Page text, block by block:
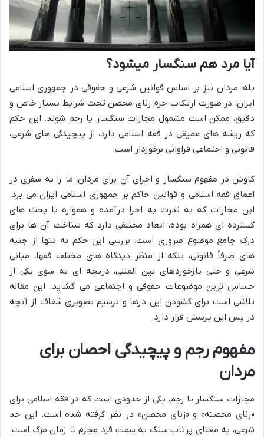
آیا مرد هم سنگسار میشود؟
بله، مردان نیز بر اساس قوانین شرعی و حقوقی در جمهوری اسلامی
ایران، در صورت ارتکاب جرم زنای محصن تحت شرایط بسیار خاص و
دقیق، ممکن است مشمول مجازات سنگسار یا رجم شوند. این حکم
که ریشه های عمیقی در فقه اسلامی دارد، از پیچیدگی های شرعی،
قانونی و اجتماعی فراوانی برخوردار است.
کاوش در مفهوم سنگسار و اجرای آن برای مردان، ما را به سفری در
اعماق فقه اسلامی و قوانین حاکم بر جمهوری اسلامی ایران می برد.
این مجازات که به ندرت به اجرا درآمده و همواره با بحث های
گسترده ای همراه بوده، ابعاد مختلفی دارد که شناخت آن ها برای
درک جامع موضوع ضروری است. بررسی این حکم نه تنها از جنبه
های صرفاً قانونی، بلکه از منظر دیدگاه های مختلف فقها، مبانی
شرعی و حتی بازخوردهای بین المللی، دریچه ای به سوی یکی از
حساس ترین موضوعات حقوقی و اجتماعی می گشاید. این مقاله
تلاشی است برای گشودن این درها و ترسیم تصویری شفاف از آنچه
در پس این پرسش قرار دارد.
مفهوم رجم و پیچیدگی احصان برای
مردان
مجازات سنگسار یا رجم، یکی از حدودی است که در فقه اسلامی برای
«زنای محصنه» و «زنای محصن» در نظر گرفته شده است. این حد
شرعی، به معنای پرتاب سنگ به سمت فرد مجرم تا زمان مرگ است.